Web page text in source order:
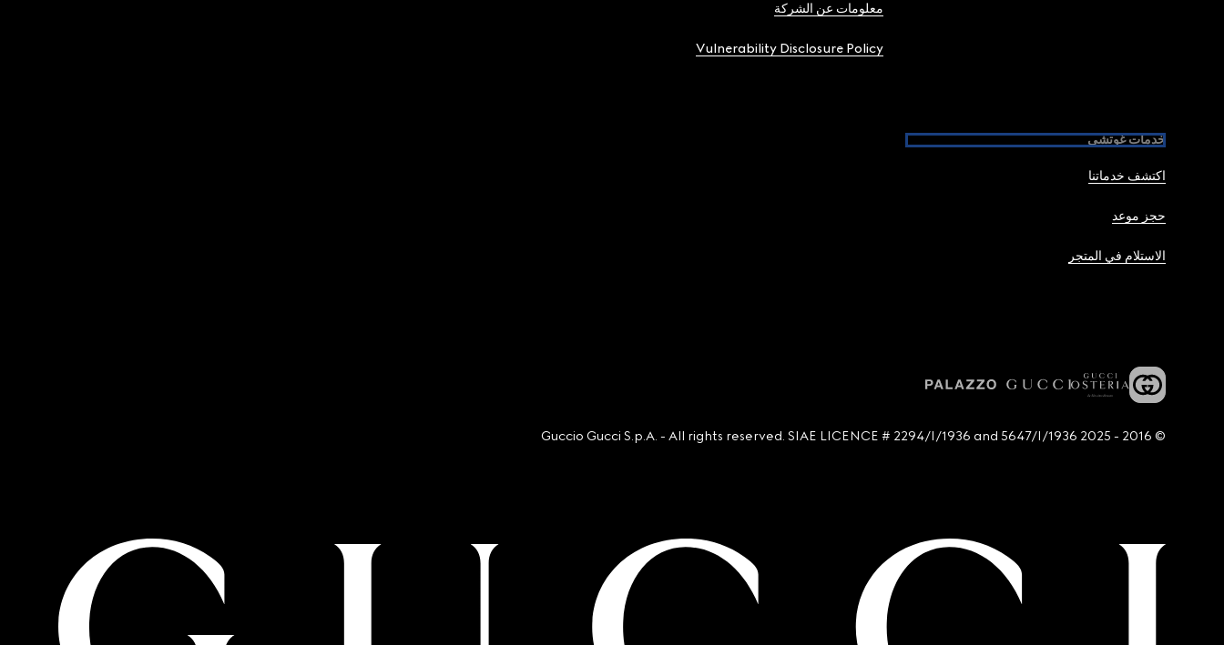
معلومات عن الشركة
Vulnerability Disclosure Policy
خدمات غوتشي
اكتشف خدماتنا
حجز موعد
الاستلام في المتجر
© 2016 - 2025 Guccio Gucci S.p.A. - All rights reserved. SIAE LICENCE # 2294/I/1936 and 5647/I/1936